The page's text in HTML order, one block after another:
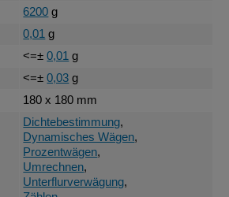
6200 g
0,01 g
<=±0,01 g
<=±0,03 g
180 x 180 mm
Dichtebestimmung,
Dynamisches Wägen,
Prozentwägen,
Umrechnen,
Unterflurverwägung,